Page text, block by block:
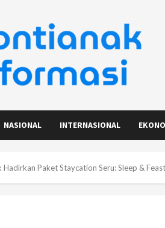
NASIONAL INTERNASIONAL
Hadirkan Paket Staycation Seru: Sleep &